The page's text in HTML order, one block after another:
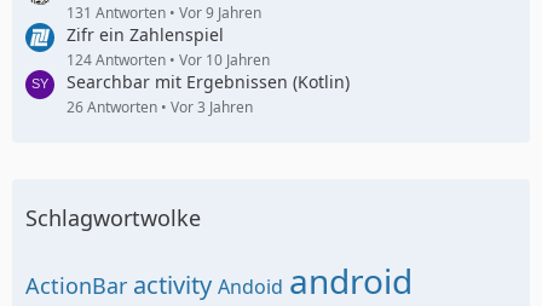
131 Antworten Vor 9 Jahren
Zifr ein Zahlenspiel
124 Antworten Vor 10 Jahren
Searchbar mit Ergebnissen (Kotlin)
26 Antworten Vor 3 Jahren
Schlagwortwolke
ActionBar activity Andoid android